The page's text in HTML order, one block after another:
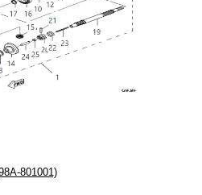
801001)